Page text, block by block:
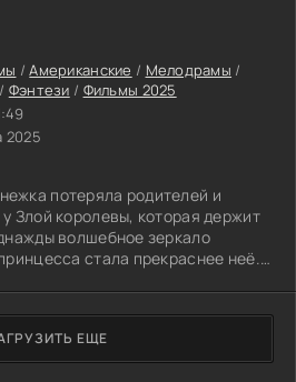
/Американские / Мелодрамы /
Фэнтези / Фильмы 2025
2025
потеряла родителей и
Злой королевы, которая держит
волшебное зеркало
стала прекраснее неё.
может заставить себя
сбегает и прячется в
ЕЩЕ